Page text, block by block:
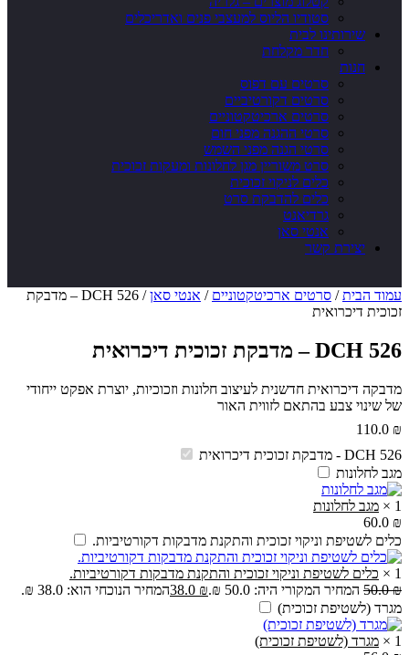
סטודיו הליוס למעצבי פנים ואדריכלים
שירותינו לבית
חדר מקלחת
חנות
סרטים עם דפוס
סרטים דקורטיביים
סרטים ארכיטקטוניים
סרטי ההגנה מפני חום
סרטי הגנה מפני השמש
סרט משוריין מגן לחלונות ומעקות זכוכית
כלים לניקוי זכוכית
כלים להדבקת סרט
גרדיאנט
אנטי סאן
יצירת קשר
עמוד הבית/ סרטים ארכיטקטוניים / אנטי סאן
/ DCH 526 – מדבקת
זכוכית דיכרואית
DCH 526 – מדבקת זכוכית דיכרואית
מדבקה דיכרואית חדשנית לעיצוב חלונות וזכוכיות, יוצרת אפקט ייחודי
של שינוי צבע בהתאם לזווית האור
110.0 ₪
DCH 526 - מדבקת זכוכית דיכרואית
מגב לחלונות
1
× מגב לחלונות
60.0 ₪
כלים לשטיפת וניקוי זכוכית והתקנת מדבקות דקורטיביות.
1
× כלים לשטיפת וניקוי זכוכית והתקנת מדבקות דקורטיביות.
50.0₪ המחיר המקורי היה: 50.0 ₪. 38.0 ₪
המחיר הנוכחי הוא: 38.0 ₪.
מגרד (לשטיפת זכוכית)
1
× מגרד (לשטיפת זכוכית)